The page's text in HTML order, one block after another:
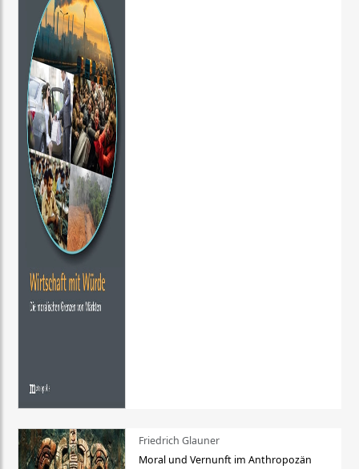
Friedrich Glauner
Moral und Vernunft im Anthropozän